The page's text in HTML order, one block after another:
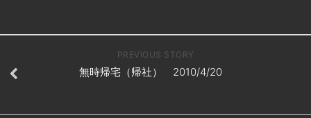
PREVIOUS STORY
無時帰宅（帰社） 2010/4/20